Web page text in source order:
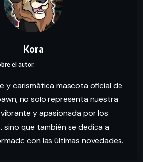
Kora
y carismática mascota oficial de
no solo representa nuestra
y apasionada por los
sino que también se dedica a
con las últimas novedades.